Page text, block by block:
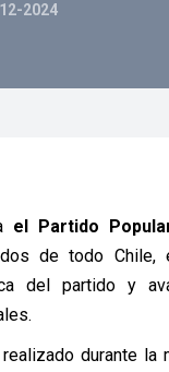
2024
el Partido
de todo
del partido y
durante la